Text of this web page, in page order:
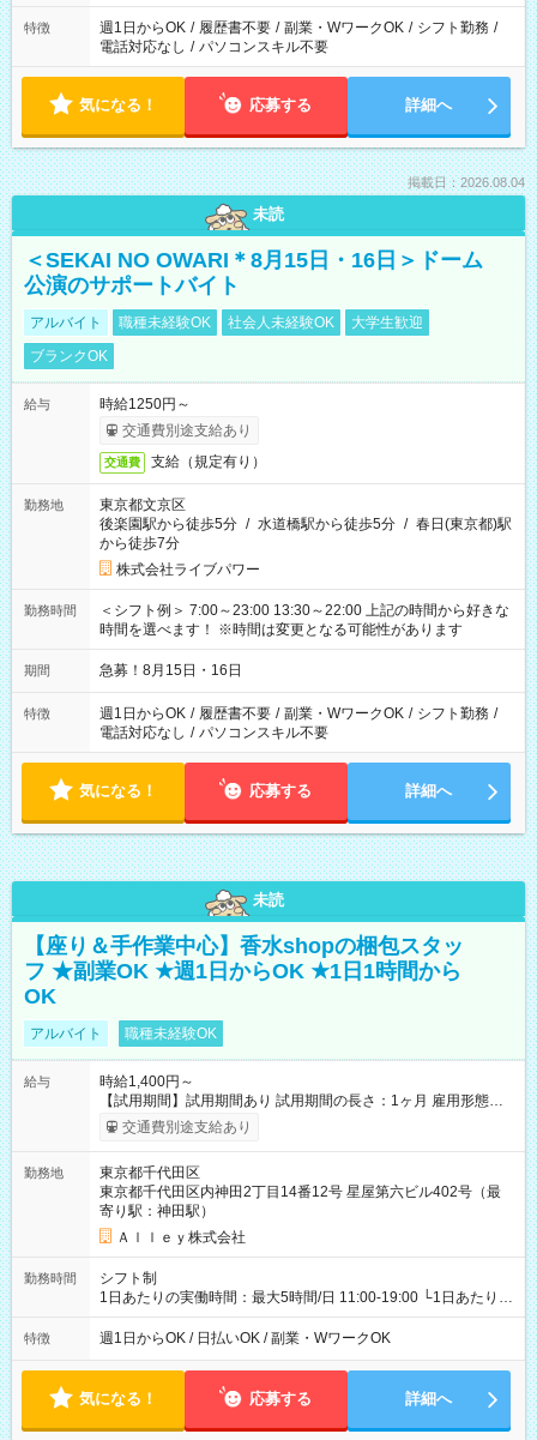
特徴 週1日からOK / 履歴書不要 / 副業・WワークOK / シフト勤務 /
電話対応なし / パソコンスキル不要
気になる！ 応募する 詳細へ
掲載日：2026.08.04
未読
＜SEKAI NO OWARI＊8月15日・16日＞ドーム
公演のサポートバイト
アルバイト 職種未経験OK 社会人未経験OK
大学生歓迎
ブランクOK
給与
時給1250円～
交通費別途支給あり
交通費 支給（規定有り）
勤務地
東京都文京区
後楽園駅から徒歩5分 / 水道橋駅から徒歩5分 / 春日(東京都)駅
から徒歩7分
株式会社ライブパワー
勤務時間
＜シフト例＞ 7:00～23:00 13:30～22:00 上記の時間から好きな
時間を選べます！ ※時間は変更となる可能性があります
期間 急募！8月15日・16日
特徴 週1日からOK / 履歴書不要 / 副業・WワークOK / シフト勤務 /
電話対応なし / パソコンスキル不要
気になる！ 応募する 詳細へ
未読
【座り＆手作業中心】香水shopの梱包スタッ
フ ★副業OK ★週1日からOK ★1日1時間から
OK
アルバイト 職種未経験OK
給与
時給1,400円～
【試用期間】試用期間あり 試用期間の長さ：1ヶ月 雇用形態、
給与は本採用時と同じです。
交通費別途支給あり
勤務地
東京都千代田区
東京都千代田区内神田2丁目14番12号 星屋第六ビル402号（最
寄り駅：神田駅）
Ａｌｌｅｙ株式会社
勤務時間
シフト制
1日あたりの実働時間：最大5時間/日 11:00-19:00 └1日あたりの
実働時間：1-5時間 └上記の時間帯内であれば、いつでも勤務可
能！ └平日・土曜日の中で、お好きな曜日でご勤務いただけま
18:00 などのように、自由な働き方が可能なお仕事です！
特徴 週1日からOK / 日払いOK / 副業・WワークOK
気になる！ 応募する 詳細へ